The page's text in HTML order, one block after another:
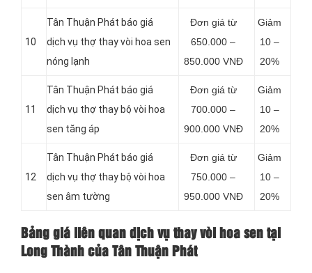
10
Tân Thuận Phát báo giá
dịch vụ thợ thay vòi hoa sen
nóng lạnh
Đơn giá từ
650.000 –
850.000 VNĐ
Giảm
10 –
20%
11
Tân Thuận Phát báo giá
dịch vụ thợ thay bộ vòi hoa
sen tăng áp
Đơn giá từ
700.000 –
900.000 VNĐ
Giảm
10 –
20%
12
Tân Thuận Phát báo giá
dịch vụ thợ thay bộ vòi hoa
sen âm tường
Đơn giá từ
750.000 –
950.000 VNĐ
Giảm
10 –
20%
Bảng giá liên quan dịch vụ thay vòi hoa sen tại
Long Thành của Tân Thuận Phát